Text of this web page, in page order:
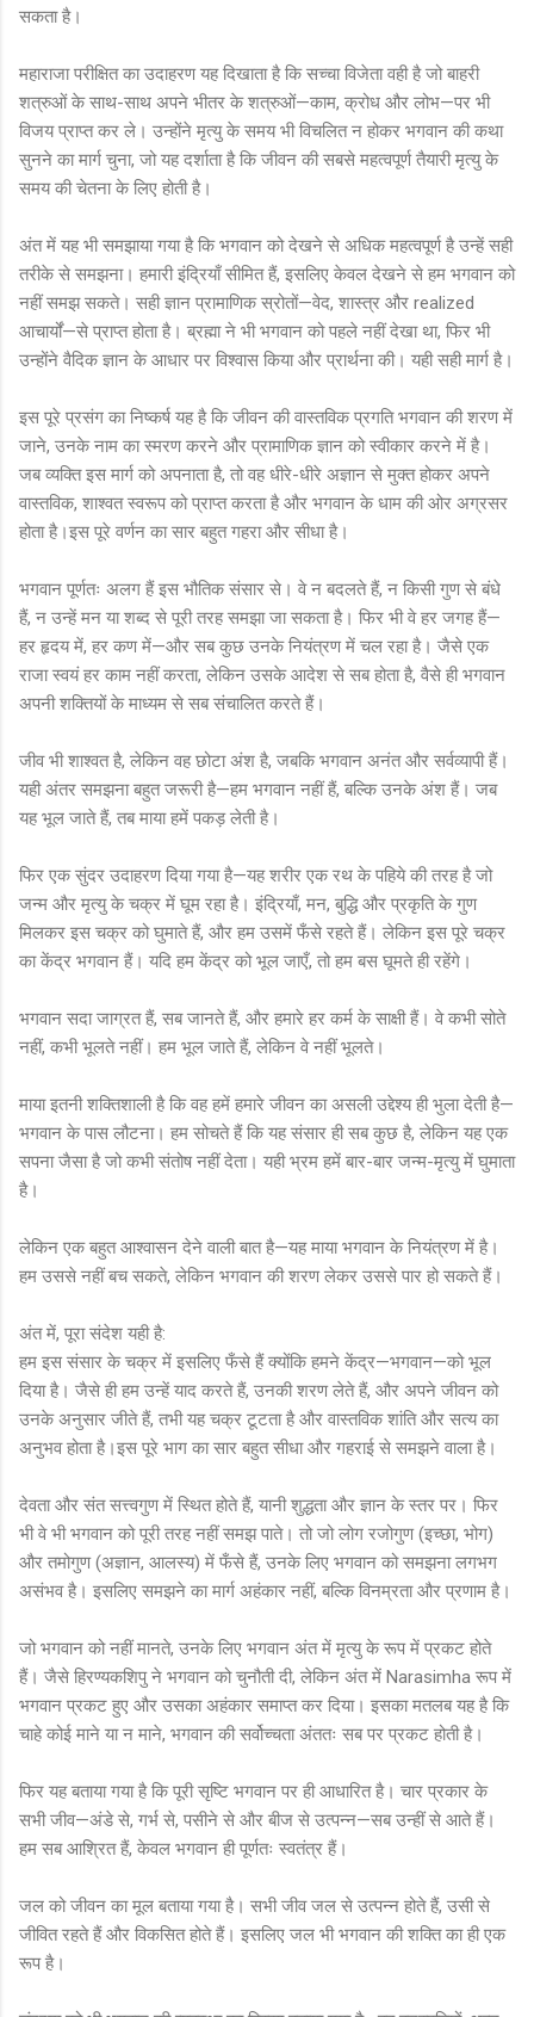
सकता है।
महाराजा परीक्षित का उदाहरण यह दिखाता है कि सच्चा विजेता वही है जो बाहरी
शत्रुओं के साथ-साथ अपने भीतर के शत्रुओं—काम, क्रोध और लोभ—पर भी
विजय प्राप्त कर ले। उन्होंने मृत्यु के समय भी विचलित न होकर भगवान की कथा
सुनने का मार्ग चुना, जो यह दर्शाता है कि जीवन की सबसे महत्वपूर्ण तैयारी मृत्यु के
समय की चेतना के लिए होती है।
अंत में यह भी समझाया गया है कि भगवान को देखने से अधिक महत्वपूर्ण है उन्हें सही
तरीके से समझना। हमारी इंद्रियाँ सीमित हैं, इसलिए केवल देखने से हम भगवान को
नहीं समझ सकते। सही ज्ञान प्रामाणिक स्रोतों—वेद, शास्त्र और realized
आचार्यों—से प्राप्त होता है। ब्रह्मा ने भी भगवान को पहले नहीं देखा था, फिर भी
उन्होंने वैदिक ज्ञान के आधार पर विश्वास किया और प्रार्थना की। यही सही मार्ग है।
इस पूरे प्रसंग का निष्कर्ष यह है कि जीवन की वास्तविक प्रगति भगवान की शरण में
जाने, उनके नाम का स्मरण करने और प्रामाणिक ज्ञान को स्वीकार करने में है।
जब व्यक्ति इस मार्ग को अपनाता है, तो वह धीरे-धीरे अज्ञान से मुक्त होकर अपने
वास्तविक, शाश्वत स्वरूप को प्राप्त करता है और भगवान के धाम की ओर अग्रसर
होता है।इस पूरे वर्णन का सार बहुत गहरा और सीधा है।
भगवान पूर्णतः अलग हैं इस भौतिक संसार से। वे न बदलते हैं, न किसी गुण से बंधे
हैं, न उन्हें मन या शब्द से पूरी तरह समझा जा सकता है। फिर भी वे हर जगह हैं—
हर हृदय में, हर कण में—और सब कुछ उनके नियंत्रण में चल रहा है। जैसे एक
राजा स्वयं हर काम नहीं करता, लेकिन उसके आदेश से सब होता है, वैसे ही भगवान
अपनी शक्तियों के माध्यम से सब संचालित करते हैं।
जीव भी शाश्वत है, लेकिन वह छोटा अंश है, जबकि भगवान अनंत और सर्वव्यापी हैं।
यही अंतर समझना बहुत जरूरी है—हम भगवान नहीं हैं, बल्कि उनके अंश हैं। जब
यह भूल जाते हैं, तब माया हमें पकड़ लेती है।
फिर एक सुंदर उदाहरण दिया गया है—यह शरीर एक रथ के पहिये की तरह है जो
जन्म और मृत्यु के चक्र में घूम रहा है। इंद्रियाँ, मन, बुद्धि और प्रकृति के गुण
मिलकर इस चक्र को घुमाते हैं, और हम उसमें फँसे रहते हैं। लेकिन इस पूरे चक्र
का केंद्र भगवान हैं। यदि हम केंद्र को भूल जाएँ, तो हम बस घूमते ही रहेंगे।
भगवान सदा जाग्रत हैं, सब जानते हैं, और हमारे हर कर्म के साक्षी हैं। वे कभी सोते
नहीं, कभी भूलते नहीं। हम भूल जाते हैं, लेकिन वे नहीं भूलते।
माया इतनी शक्तिशाली है कि वह हमें हमारे जीवन का असली उद्देश्य ही भुला देती है—
भगवान के पास लौटना। हम सोचते हैं कि यह संसार ही सब कुछ है, लेकिन यह एक
सपना जैसा है जो कभी संतोष नहीं देता। यही भ्रम हमें बार-बार जन्म-मृत्यु में घुमाता
है।
लेकिन एक बहुत आश्वासन देने वाली बात है—यह माया भगवान के नियंत्रण में है।
हम उससे नहीं बच सकते, लेकिन भगवान की शरण लेकर उससे पार हो सकते हैं।
अंत में, पूरा संदेश यही है:
हम इस संसार के चक्र में इसलिए फँसे हैं क्योंकि हमने केंद्र—भगवान—को भूल
दिया है। जैसे ही हम उन्हें याद करते हैं, उनकी शरण लेते हैं, और अपने जीवन को
उनके अनुसार जीते हैं, तभी यह चक्र टूटता है और वास्तविक शांति और सत्य का
अनुभव होता है।इस पूरे भाग का सार बहुत सीधा और गहराई से समझने वाला है।
देवता और संत सत्त्वगुण में स्थित होते हैं, यानी शुद्धता और ज्ञान के स्तर पर। फिर
भी वे भी भगवान को पूरी तरह नहीं समझ पाते। तो जो लोग रजोगुण (इच्छा, भोग)
और तमोगुण (अज्ञान, आलस्य) में फँसे हैं, उनके लिए भगवान को समझना लगभग
असंभव है। इसलिए समझने का मार्ग अहंकार नहीं, बल्कि विनम्रता और प्रणाम है।
जो भगवान को नहीं मानते, उनके लिए भगवान अंत में मृत्यु के रूप में प्रकट होते
हैं। जैसे हिरण्यकशिपु ने भगवान को चुनौती दी, लेकिन अंत में Narasimha रूप में
भगवान प्रकट हुए और उसका अहंकार समाप्त कर दिया। इसका मतलब यह है कि
चाहे कोई माने या न माने, भगवान की सर्वोच्चता अंततः सब पर प्रकट होती है।
फिर यह बताया गया है कि पूरी सृष्टि भगवान पर ही आधारित है। चार प्रकार के
सभी जीव—अंडे से, गर्भ से, पसीने से और बीज से उत्पन्न—सब उन्हीं से आते हैं।
हम सब आश्रित हैं, केवल भगवान ही पूर्णतः स्वतंत्र हैं।
जल को जीवन का मूल बताया गया है। सभी जीव जल से उत्पन्न होते हैं, उसी से
जीवित रहते हैं और विकसित होते हैं। इसलिए जल भी भगवान की शक्ति का ही एक
रूप है।